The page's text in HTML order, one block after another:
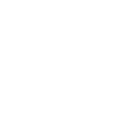
Jährige jedoch
zum VfL
zu werden. In